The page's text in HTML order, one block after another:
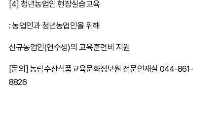
[4] 청년농업인 현장실습교육
: 농업인과 청년농업인을 위해
신규농업인(연수생)의 교육훈련비 지원
[문의] 농림수산식품교육문화정보원 전문인재실 044-861-
8826